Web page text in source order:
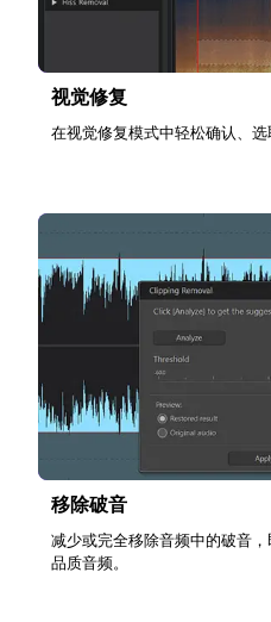
视觉修复
在视觉修复模式中轻松确认、选
移除破音
减少或完全移除音频中的破音
品质音频。